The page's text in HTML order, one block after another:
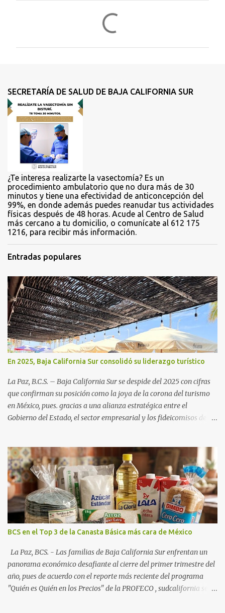
t
r
o
SECRETARÍA DE SALUD DE BAJA CALIFORNIA SUR
¿Te interesa realizarte la vasectomía? Es un
procedimiento ambulatorio que no dura más de 30
minutos y tiene una efectividad de anticoncepción del
99%, en donde además puedes reanudar tus actividades
físicas después de 48 horas. Acude al Centro de Salud
más cercano a tu domicilio, o comunícate al 612 175
1216, para recibir más información.
Entradas populares
En 2025, Baja California Sur consolidó su liderazgo turístico
La Paz, B.C.S. – Baja California Sur se despide del 2025 con cifras
que confirman su posición como la joya de la corona del turismo
en México, pues. gracias a una alianza estratégica entre el
Gobierno del Estado, el sector empresarial y los fideicomisos de
una derrama económica sin precedentes. Las proyecciones para
este periodo vacacional son optimistas, con un promedio estatal
que supera el 70% . Sin embargo, la sorpresa del año la ha dado el
norte del estado. Comondú encabeza las expectativas con un
impresionante 89% de ocupación, impulsado por el interés
creciente en el turismo de naturaleza. Le siguen destinos
consolidados y emergentes: Los Cabos: 72% promedio (esperando
picos del 79% en Año Nuevo). La Paz: 66%. Loreto: 58%. Mulegé:
54%. "Estamos viendo un fenómeno de diversificación. Ya no solo
vienen por el lujo de Los Cabos, sino por la aut...
BCS en el Top 3 de la Canasta Básica más cara de México
La Paz, BCS. - Las familias de Baja California Sur enfrentan un
panorama económico desafiante al cierre del primer trimestre del
año, pues de acuerdo con el reporte más reciente del programa
"Quién es Quién en los Precios" de la PROFECO , sudcalifornia se